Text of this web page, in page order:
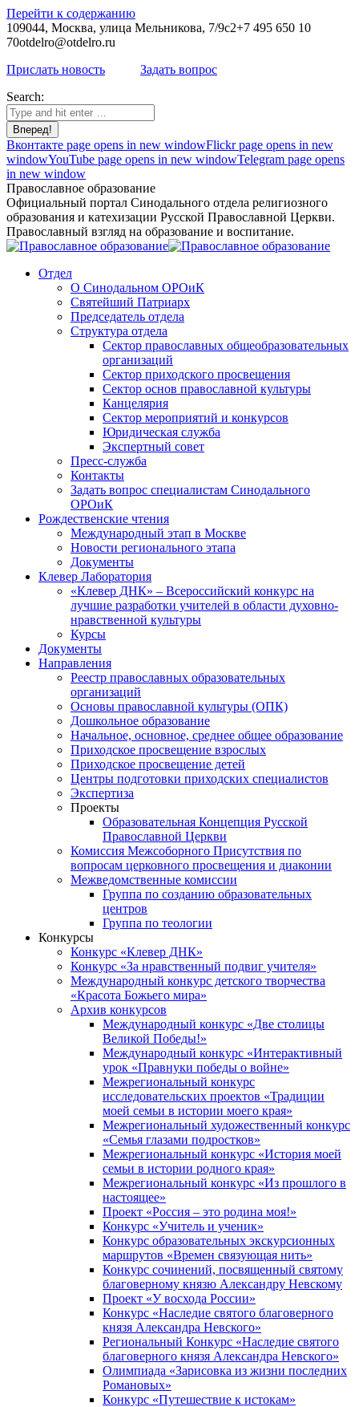
Перейти к содержанию
109044, Москва, улица Мельникова, 7/9с2+7 495 650 10
70otdelro@otdelro.ru
Прислать новость
Задать вопрос
Search:
Вконтакте page opens in new windowFlickr page opens in new
windowYouTube page opens in new windowTelegram page opens
in new window
Православное образование
Официальный портал Синодального отдела религиозного
образования и катехизации Русской Православной Церкви.
Православный взгляд на образование и воспитание.
Отдел
О Синодальном ОРОиК
Святейший Патриарх
Председатель отдела
Структура отдела
Сектор православных общеобразовательных
организаций
Сектор приходского просвещения
Сектор основ православной культуры
Канцелярия
Сектор мероприятий и конкурсов
Юридическая служба
Экспертный совет
Пресс-служба
Контакты
Задать вопрос специалистам Синодального
ОРОиК
Рождественские чтения
Международный этап в Москве
Новости регионального этапа
Документы
Клевер Лаборатория
«Клевер ДНК» – Всероссийский конкурс на
лучшие разработки учителей в области духовно-
нравственной культуры
Курсы
Документы
Направления
Реестр православных образовательных
организаций
Основы православной культуры (ОПК)
Дошкольное образование
Начальное, основное, среднее общее образование
Приходское просвещение взрослых
Приходское просвещение детей
Центры подготовки приходских специалистов
Экспертиза
Проекты
Образовательная Концепция Русской
Православной Церкви
Комиссия Межсоборного Присутствия по
вопросам церковного просвещения и диаконии
Межведомственные комиссии
Группа по созданию образовательных
центров
Группа по теологии
Конкурсы
Конкурс «Клевер ДНК»
Конкурс «За нравственный подвиг учителя»
Международный конкурс детского творчества
«Красота Божьего мира»
Архив конкурсов
Международный конкурс «Две столицы
Великой Победы!»
Международный конкурс «Интерактивный
урок «Правнуки победы о войне»
Межрегиональный конкурс
исследовательских проектов «Традиции
моей семьи в истории моего края»
Межрегиональный художественный конкурс
«Семья глазами подростков»
Межрегиональный конкурс «История моей
семьи в истории родного края»
Межрегиональный конкурс «Из прошлого в
настоящее»
Проект «Россия – это родина моя!»
Конкурс «Учитель и ученик»
Конкурс образовательных экскурсионных
маршрутов «Времен связующая нить»
Конкурс сочинений, посвященный святому
благоверному князю Александру Невскому
Проект «У восхода России»
Конкурс «Наследие святого благоверного
князя Александра Невского»
Региональный Конкурс «Наследие святого
благоверного князя Александра Невского»
Олимпиада «Зарисовка из жизни последних
Романовых»
Конкурс «Путешествие к истокам»